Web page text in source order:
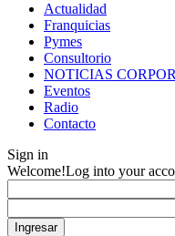
Actualidad
Franquicias
Pymes
Consultorio
NOTICIAS
Eventos
Radio
Contacto
Sign in
Welcome!Log into your